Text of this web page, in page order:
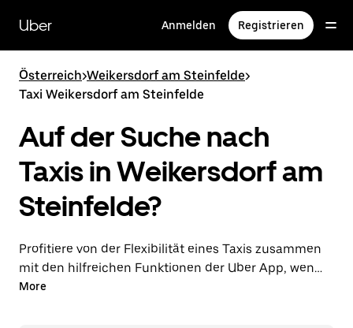
zum
Hauptinhalt
Uber Anmelden Registrieren
Österreich>Weikersdorf am Steinfelde>
Taxi Weikersdorf am Steinfelde
Auf der Suche nach
Taxis in Weikersdorf am
Steinfelde?
Profitiere von der Flexibilität eines Taxis zusammen
mit den hilfreichen Funktionen der Uber App, wenn
du Fahrten über die Uber App in Weikersdorf am
More